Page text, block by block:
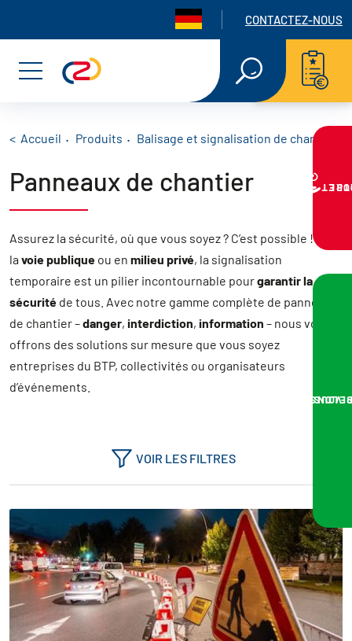
au
au
principal
au
de
page
Navigation
CONTACTEZ-NOUS
Menu
TEXTE
Fil d'Ariane
Accueil Produits Balisage et signalisation de chantier
Panneaux de chantier
Assurez la sécurité, où que vous soyez ? C’est possible ! Sur
la voie publique ou en milieu privé, la signalisation
temporaire est un pilier incontournable pourgarantir la
sécurité de tous. Avec notre gamme complète de panneaux
de chantier –danger, interdiction, information – nous vous
offrons des solutions sur mesure que vous soyez
entreprises du BTP, collectivités ou organisateurs
d’événements.
VOIR LES FILTRES
Panneaux de signalisation lumineuse de chantier
Panneaux K8 et KC1
Feux tricolores & accessoires
Cônes de chantier
Accessoires pour cône de chantier
Balises de chantier
Balise d’alignement type K5C
Panneaux de chantier
Panneaux triangle/rond/carré/rectangle
VOTRE
NOUS VOUS
Panneau de gestion des cookies